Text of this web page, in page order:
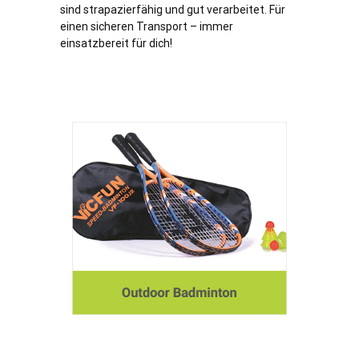
sind strapazierfähig und gut verarbeitet. Für
einen sicheren Transport – immer
einsatzbereit für dich!